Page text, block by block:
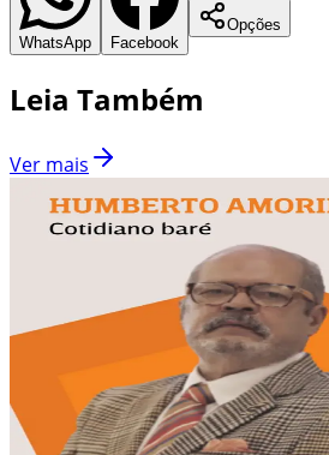
WhatsApp Facebook
Opções
Leia Também
Ver mais